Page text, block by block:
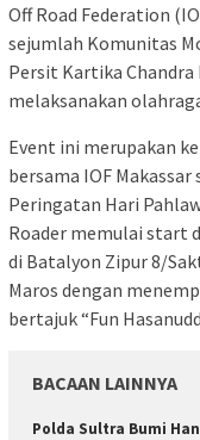
Off Road Federation
sejumlah Komunitas
Persit Kartika Chandra
melaksanakan
Event ini merupakan
bersama IOF
Peringatan Hari
Roader memulai start
di Batalyon Zipur 8/
Maros dengan
bertajuk “Fun
BACAAN LAINNYA
Polda Sultra Bumi